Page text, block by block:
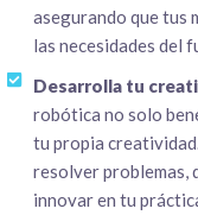
asegurando que tus
las necesidades del
Desarrolla tu
robótica no solo
tu propia
resolver problemas,
innovar en tu